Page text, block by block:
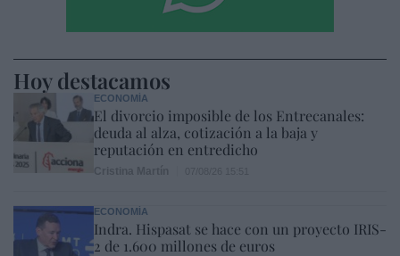
Hoy destacamos
ECONOMÍA
El divorcio imposible de los Entrecanales:
deuda al alza, cotización a la baja y
reputación en entredicho
ECONOMÍA
Indra. Hispasat se hace con un proyecto IRIS-
2 de 1.600 millones de euros